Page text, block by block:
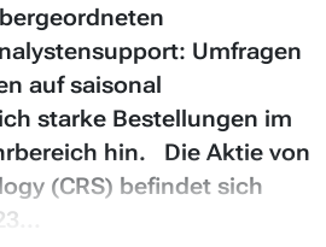
Umfragen
auf saisonal
starke Bestellungen im
hin. Die Aktie von
(CRS) befindet sich